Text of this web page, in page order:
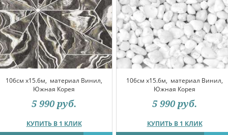
106см x15.6м, материал Винил,
Южная Корея
КУПИТЬ В 1 КЛИК
5 990 руб.
106см x15.6м, материал Винил,
Южная Корея
КУПИТЬ В 1 КЛИК
5 990 руб.